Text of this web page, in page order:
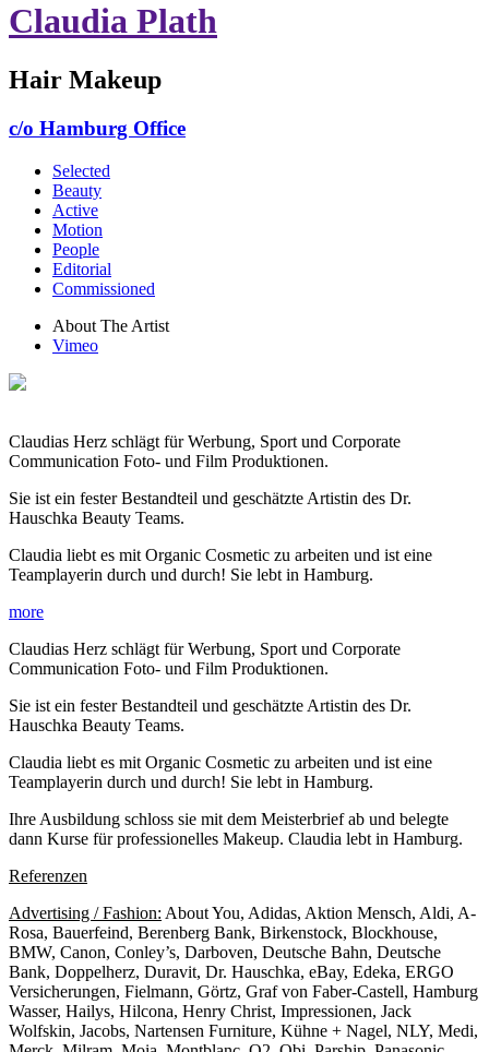
Claudia Plath
Hair Makeup
c/o Hamburg Office
Selected
Beauty
Active
Motion
People
Editorial
Commissioned
About The Artist
Vimeo
Claudias Herz schlägt für Werbung, Sport und Corporate
Communication Foto- und Film Produktionen.
Sie ist ein fester Bestandteil und geschätzte Artistin des Dr.
Hauschka Beauty Teams.
Claudia liebt es mit Organic Cosmetic zu arbeiten und ist eine
Teamplayerin durch und durch! Sie lebt in Hamburg.
more
Claudias Herz schlägt für Werbung, Sport und Corporate
Communication Foto- und Film Produktionen.
Sie ist ein fester Bestandteil und geschätzte Artistin des Dr.
Hauschka Beauty Teams.
Claudia liebt es mit Organic Cosmetic zu arbeiten und ist eine
Teamplayerin durch und durch! Sie lebt in Hamburg.
Ihre Ausbildung schloss sie mit dem Meisterbrief ab und belegte
dann Kurse für professionelles Makeup. Claudia lebt in Hamburg.
Referenzen
Advertising / Fashion: About You, Adidas, Aktion Mensch, Aldi, A-
Rosa, Bauerfeind, Berenberg Bank, Birkenstock, Blockhouse,
BMW, Canon, Conley’s, Darboven, Deutsche Bahn, Deutsche
Bank, Doppelherz, Duravit, Dr. Hauschka, eBay, Edeka, ERGO
Versicherungen, Fielmann, Görtz, Graf von Faber-Castell, Hamburg
Wasser, Hailys, Hilcona, Henry Christ, Impressionen, Jack
Wolfskin, Jacobs, Nartensen Furniture, Kühne + Nagel, NLY, Medi,